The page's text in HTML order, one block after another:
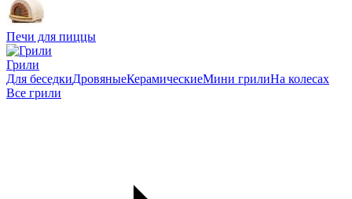
Печи для пиццы
Грили
Для беседкиДровяныеКерамическиеМини грилиНа колесах
Все грили